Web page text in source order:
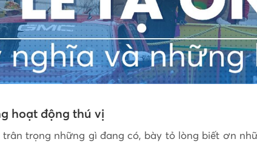
hoạt động thú vị
trọng những gì đang có, bày tỏ lòng biết ơn